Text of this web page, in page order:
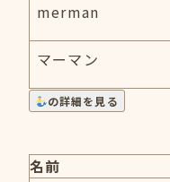
merman
マーマン
の詳細を見る
名前